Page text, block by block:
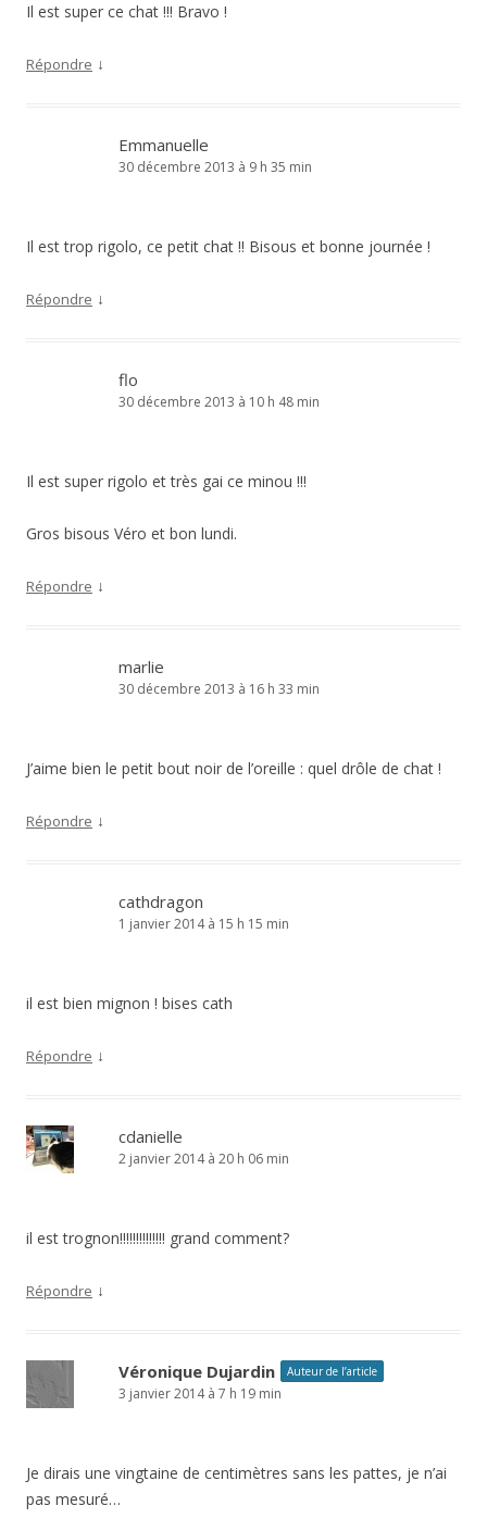
Il est super ce chat !!! Bravo !
Répondre ↓
Emmanuelle
30 décembre 2013 à 9 h 35 min
Il est trop rigolo, ce petit chat !! Bisous et bonne journée !
Répondre ↓
flo
30 décembre 2013 à 10 h 48 min
Il est super rigolo et très gai ce minou !!!
Gros bisous Véro et bon lundi.
Répondre ↓
marlie
30 décembre 2013 à 16 h 33 min
J’aime bien le petit bout noir de l’oreille : quel drôle de chat !
Répondre ↓
cathdragon
1 janvier 2014 à 15 h 15 min
il est bien mignon ! bises cath
Répondre ↓
cdanielle
2 janvier 2014 à 20 h 06 min
il est trognon!!!!!!!!!!!!!! grand comment?
Répondre ↓
Véronique Dujardin Auteur de l’article
3 janvier 2014 à 7 h 19 min
Je dirais une vingtaine de centimètres sans les pattes, je n’ai
pas mesuré…